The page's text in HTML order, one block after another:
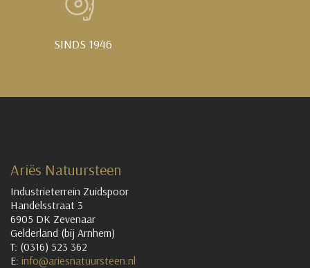
SINDS 1946
Ariës Natuursteen
Industrieterrein Zuidspoor
Handelsstraat 3
6905 DK Zevenaar
Gelderland (bij Arnhem)
T: (0316) 523 362
E: info@ariesnatuursteen.nl